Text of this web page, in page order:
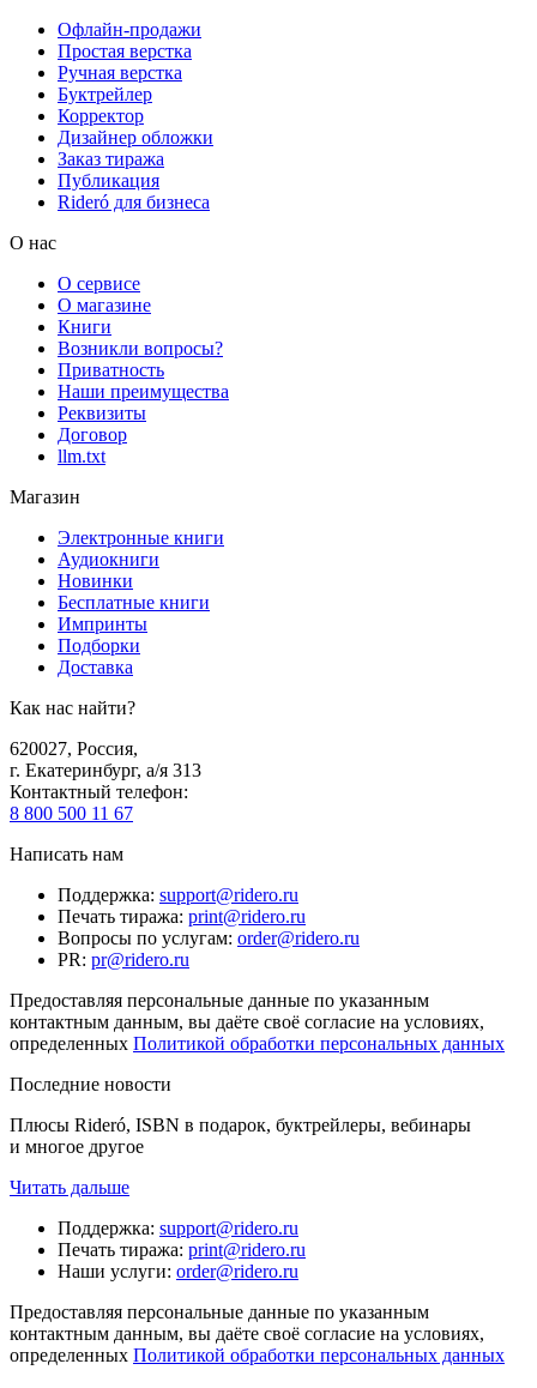
Офлайн-продажи
Простая верстка
Ручная верстка
Буктрейлер
Корректор
Дизайнер обложки
Заказ тиража
Публикация
Rideró для бизнеса
О нас
О сервисе
О магазине
Книги
Возникли вопросы?
Приватность
Наши преимущества
Реквизиты
Договор
llm.txt
Магазин
Электронные книги
Аудиокниги
Новинки
Бесплатные книги
Импринты
Подборки
Доставка
Как нас найти?
620027, Россия,
г. Екатеринбург, а/я 313
Контактный телефон:
8 800 500 11 67
Написать нам
Поддержка: support@ridero.ru
Печать тиража: print@ridero.ru
Вопросы по услугам: order@ridero.ru
PR: pr@ridero.ru
Предоставляя персональные данные по указанным
контактным данным, вы даёте своё согласие на условиях,
определенных Политикой обработки персональных данных
Последние новости
Плюсы Rideró, ISBN в подарок, буктрейлеры, вебинары
и многое другое
Читать дальше
Поддержка: support@ridero.ru
Печать тиража: print@ridero.ru
Наши услуги: order@ridero.ru
Предоставляя персональные данные по указанным
контактным данным, вы даёте своё согласие на условиях,
определенных Политикой обработки персональных данных